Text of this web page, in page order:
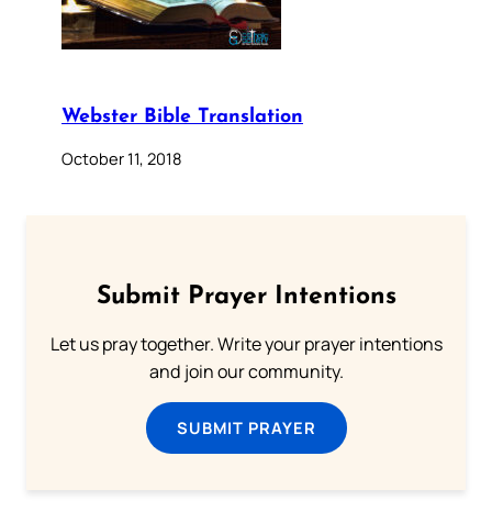
Webster Bible Translation
October 11, 2018
Submit Prayer Intentions
Let us pray together. Write your prayer intentions
and join our community.
SUBMIT PRAYER